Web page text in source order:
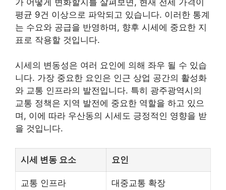
평균 9건 이상으로 파악되고 있습니다. 이러한 통계
는 수요와 공급을 반영하며, 향후 시세에 중요한 지
표로 작용할 것입니다.
시세의 변동성은 여러 요인에 의해 좌우 될 수 있습
니다. 가장 중요한 요인은 인근 상업 공간의 활성화
와 교통 인프라의 발전입니다. 특히 광주광역시의
교통 정책은 지역 발전에 중요한 역할을 하고 있으
며, 이에 따라 우산동의 시세도 긍정적인 영향을 받
을 것입니다.
시세 변동 요소 요인
교통 인프라 대중교통 확장